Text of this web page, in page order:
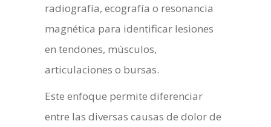
radiografía, ecografía o resonancia
magnética para identificar lesiones
en tendones, músculos,
articulaciones o bursas.
Este enfoque permite diferenciar
entre las diversas causas de dolor de